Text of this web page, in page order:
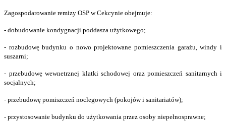
Zagospodarowanie remizy OSP w Cekcynie obejmuje:
- dobudowanie kondygnacji poddasza użytkowego;
- rozbudowę budynku o nowo projektowane pomieszczenia garażu, windy i
suszarni;
- przebudowę wewnetrznej klatki schodowej oraz pomieszczeń sanitarnych i
socjalnych;
- przebudowę pomiszczeń noclegowych (pokojów i sanitariatów);
- przystosowanie budynku do użytkowania przez osoby niepełnosprawne;